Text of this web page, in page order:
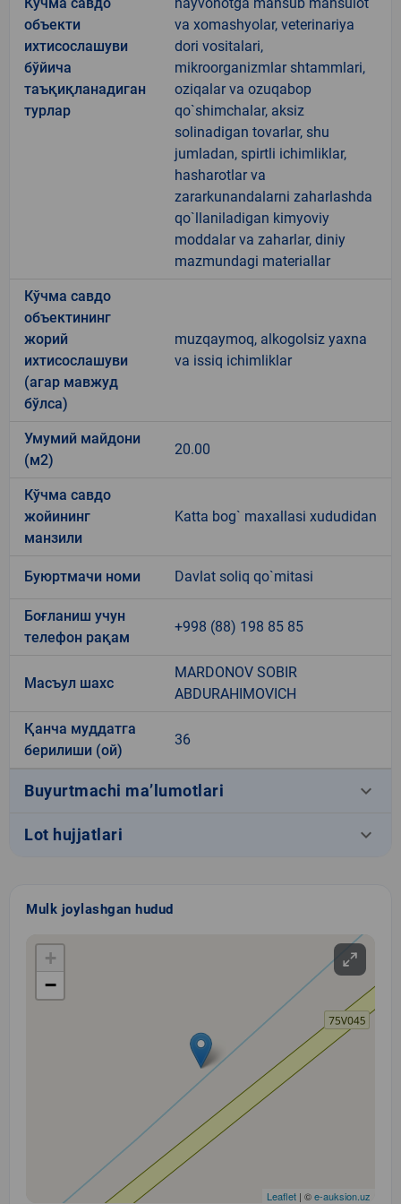
объекти
ихтисослашуви
бўйича
таъқиқланадиган
турлар
va xomashyolar, veterinariya
dori vositalari,
mikroorganizmlar shtammlari,
oziqalar va ozuqabop
qo`shimchalar, aksiz
solinadigan tovarlar, shu
jumladan, spirtli ichimliklar,
hasharotlar va
zararkunandalarni zaharlashda
qo`llaniladigan kimyoviy
moddalar va zaharlar, diniy
mazmundagi materiallar
Кўчма савдо
объектининг
жорий
ихтисослашуви
(агар мавжуд
бўлса)
muzqaymoq, alkogolsiz yaxna
va issiq ichimliklar
Умумий майдони
(м2)
20.00
Кўчма савдо
жойининг
манзили
Katta bog` maxallasi xududidan
Буюртмачи номи Davlat soliq qo`mitasi
Боғланиш учун
телефон рақам
+998 (88) 198 85 85
Масъул шахс
MARDONOV SOBIR
ABDURAHIMOVICH
Қанча муддатга
берилиши (ой)
36
Buyurtmachi ma’lumotlari keyboard_arrow_down
Lot hujjatlari keyboard_arrow_down
Mulk joylashgan hudud
+
−
Leaflet | ©e-auksion.uz